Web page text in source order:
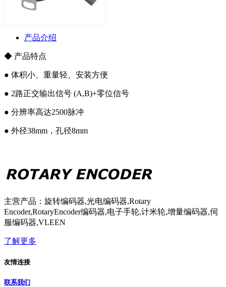
产品介绍
◆ 产品特点
● 体积小、重量轻、安装方便
● 2路正交输出信号 (A,B)+零位信号
● 分辨率高达2500脉冲
● 外径38mm，孔径8mm
主营产品：旋转编码器,光电编码器,Rotary
Encoder,RotaryEncoder编码器,电子手轮,计米轮,增量编码器,伺
服编码器,VLEEN
了解更多
友情连接
联系我们